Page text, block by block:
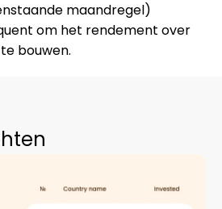
maandregel)
om het rendement over
bouwen.